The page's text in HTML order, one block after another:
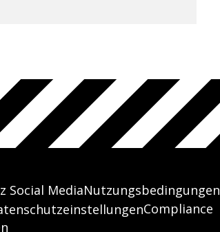
Social MediaNutzungsbedingungen
Compliance